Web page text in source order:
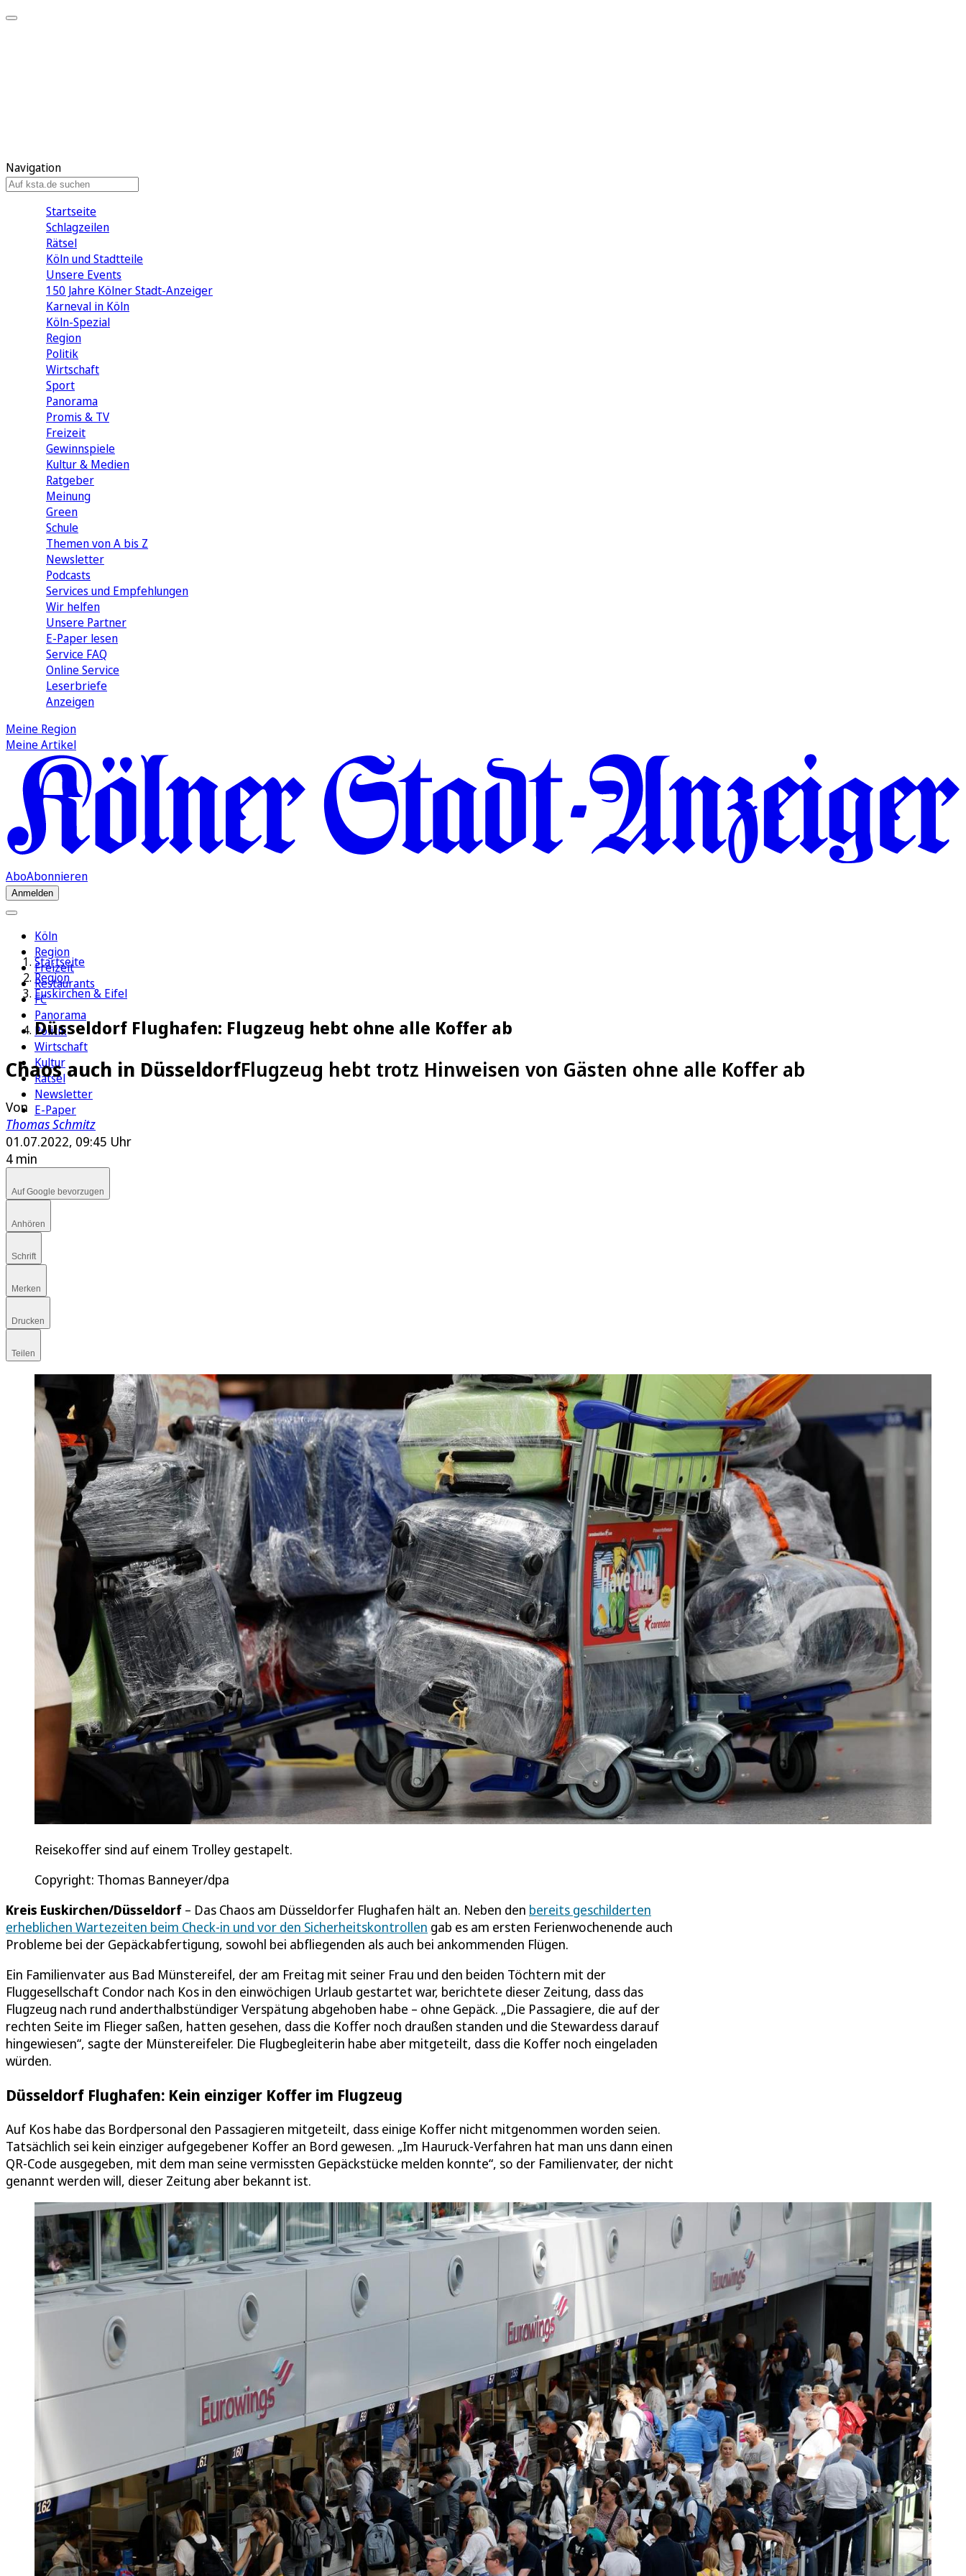
Navigation
Startseite
Schlagzeilen
Rätsel
Köln und Stadtteile
Unsere Events
150 Jahre Kölner Stadt-Anzeiger
Karneval in Köln
Köln-Spezial
Region
Politik
Wirtschaft
Sport
Panorama
Promis & TV
Freizeit
Gewinnspiele
Kultur & Medien
Ratgeber
Meinung
Green
Schule
Themen von A bis Z
Newsletter
Podcasts
Services und Empfehlungen
Wir helfen
Unsere Partner
E-Paper lesen
Service FAQ
Online Service
Leserbriefe
Anzeigen
Meine Region
Meine Artikel
AboAbonnieren
Anmelden
Köln
Region
Freizeit
Restaurants
FC
Panorama
Politik
Wirtschaft
Kultur
Rätsel
Newsletter
E-Paper
Startseite
Region
Euskirchen & Eifel
Düsseldorf Flughafen: Flugzeug hebt ohne alle Koffer ab
Chaos auch in DüsseldorfFlugzeug hebt trotz Hinweisen von Gästen ohne alle Koffer ab
Von
Thomas Schmitz
01.07.2022, 09:45 Uhr
4 min
Auf Google bevorzugen
Anhören
Schrift
Merken
Drucken
Teilen
Reisekoffer sind auf einem Trolley gestapelt.
Copyright: Thomas Banneyer/dpa
Kreis Euskirchen/Düsseldorf – Das Chaos am Düsseldorfer Flughafen hält an. Neben den bereits geschilderten
erheblichen Wartezeiten beim Check-in und vor den Sicherheitskontrollen gab es am ersten Ferienwochenende auch
Probleme bei der Gepäckabfertigung, sowohl bei abfliegenden als auch bei ankommenden Flügen.
Ein Familienvater aus Bad Münstereifel, der am Freitag mit seiner Frau und den beiden Töchtern mit der
Fluggesellschaft Condor nach Kos in den einwöchigen Urlaub gestartet war, berichtete dieser Zeitung, dass das
Flugzeug nach rund anderthalbstündiger Verspätung abgehoben habe – ohne Gepäck. „Die Passagiere, die auf der
rechten Seite im Flieger saßen, hatten gesehen, dass die Koffer noch draußen standen und die Stewardess darauf
hingewiesen“, sagte der Münstereifeler. Die Flugbegleiterin habe aber mitgeteilt, dass die Koffer noch eingeladen
würden.
Düsseldorf Flughafen: Kein einziger Koffer im Flugzeug
Auf Kos habe das Bordpersonal den Passagieren mitgeteilt, dass einige Koffer nicht mitgenommen worden seien.
Tatsächlich sei kein einziger aufgegebener Koffer an Bord gewesen. „Im Hauruck-Verfahren hat man uns dann einen
QR-Code ausgegeben, mit dem man seine vermissten Gepäckstücke melden konnte“, so der Familienvater, der nicht
genannt werden will, dieser Zeitung aber bekannt ist.